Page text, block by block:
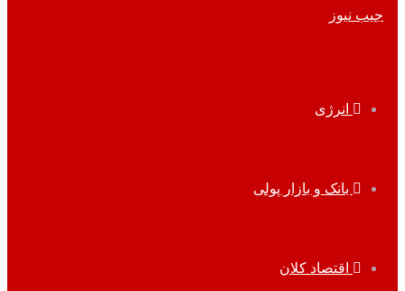
انرژی
بانک و بازار پولی
اقتصاد کلان